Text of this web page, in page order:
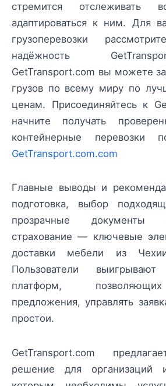
стремится
адаптироваться к ним. Для
грузоперевозки
надёжность
GetTransport.com вы можете
грузов по всему миру по
ценам. Присоединяйтесь к
начните получать
контейнерные
GetTransport.com.com
Главные выводы и
подготовка, выбор
прозрачные документы
страхование — ключевые
доставки мебели из
Пользователи
платформ,
предложения, управлять
простои.
GetTransport.com
решение для организаций